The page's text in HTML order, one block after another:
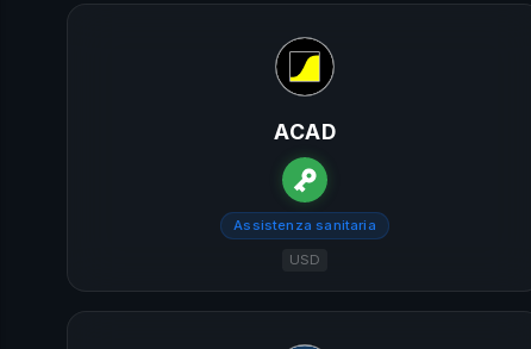
ACAD
Assistenza sanitaria
USD